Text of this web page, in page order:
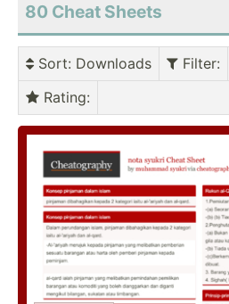
80 Cheat Sheets
Sort: Downloads Filter:
Rating: